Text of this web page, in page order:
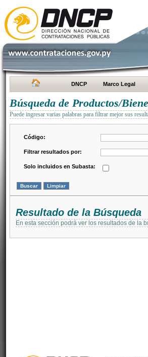
DNCP Marco Legal
Búsqueda de Productos/
Puede ingresar varias palabras para filtrar mejor sus
Código:
Filtrar resultados por:
Solo incluidos en Subasta:
Resultado de la Búsqueda
En esta sección podrá ver los resultados de la